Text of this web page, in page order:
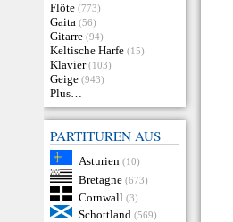
Flöte (773)
Gaita (56)
Gitarre (94)
Keltische Harfe (15)
Klavier (103)
Geige (943)
Plus…
PARTITUREN AUS
Asturien (10)
Bretagne (673)
Cornwall (3)
Schottland (569)